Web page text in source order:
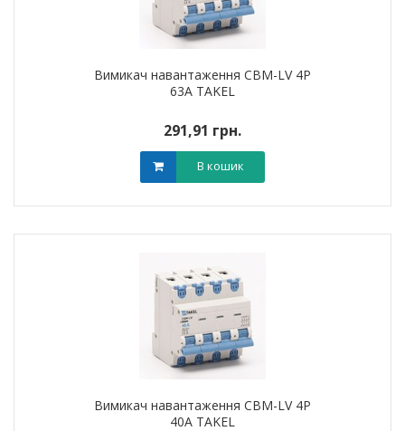
Вимикач навантаження CBM-LV 4P
63A TAKEL
291,91 грн.
В кошик
Вимикач навантаження CBM-LV 4P
40A TAKEL